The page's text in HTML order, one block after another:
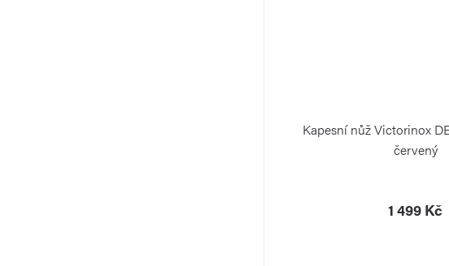
Kapesní nůž Victorinox
červený
1 499 Kč